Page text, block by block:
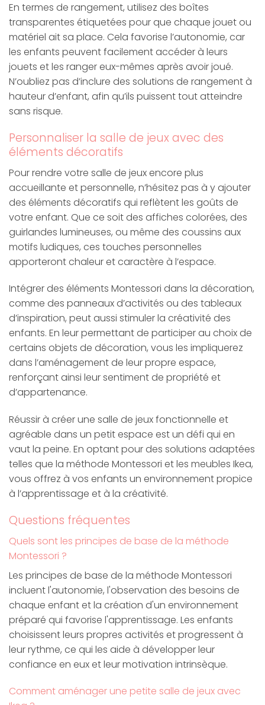
En termes de rangement, utilisez des boîtes
transparentes étiquetées pour que chaque jouet ou
matériel ait sa place. Cela favorise l’autonomie, car
les enfants peuvent facilement accéder à leurs
jouets et les ranger eux-mêmes après avoir joué.
N’oubliez pas d’inclure des solutions de rangement à
hauteur d’enfant, afin qu’ils puissent tout atteindre
sans risque.
Personnaliser la salle de jeux avec des
éléments décoratifs
Pour rendre votre salle de jeux encore plus
accueillante et personnelle, n’hésitez pas à y ajouter
des éléments décoratifs qui reflètent les goûts de
votre enfant. Que ce soit des affiches colorées, des
guirlandes lumineuses, ou même des coussins aux
motifs ludiques, ces touches personnelles
apporteront chaleur et caractère à l’espace.
Intégrer des éléments Montessori dans la décoration,
comme des panneaux d’activités ou des tableaux
d’inspiration, peut aussi stimuler la créativité des
enfants. En leur permettant de participer au choix de
certains objets de décoration, vous les impliquerez
dans l’aménagement de leur propre espace,
renforçant ainsi leur sentiment de propriété et
d’appartenance.
Réussir à créer une salle de jeux fonctionnelle et
agréable dans un petit espace est un défi qui en
vaut la peine. En optant pour des solutions adaptées
telles que la méthode Montessori et les meubles Ikea,
vous offrez à vos enfants un environnement propice
à l’apprentissage et à la créativité.
Questions fréquentes
Quels sont les principes de base de la méthode
Montessori ?
Les principes de base de la méthode Montessori
incluent l'autonomie, l'observation des besoins de
chaque enfant et la création d'un environnement
préparé qui favorise l'apprentissage. Les enfants
choisissent leurs propres activités et progressent à
leur rythme, ce qui les aide à développer leur
confiance en eux et leur motivation intrinsèque.
Comment aménager une petite salle de jeux avec